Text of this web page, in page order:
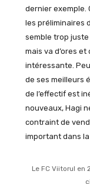
dernier exemple.
les préliminaires
semble trop
mais va d’ores
intéressante.
de ses meilleurs
de l’effectif est
nouveaux, Hagi
contraint de
important dans la
Le FC Viitorul en